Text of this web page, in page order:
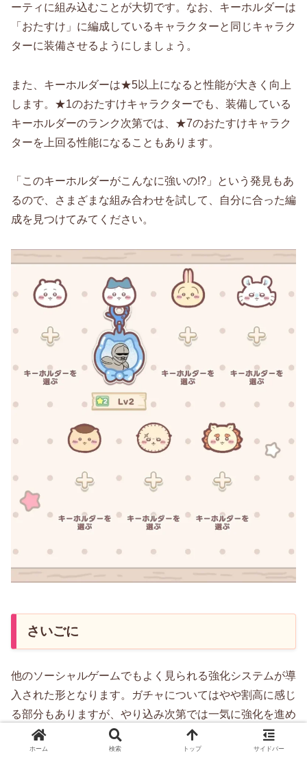
ーティに組み込むことが大切です。なお、キーホルダーは
「おたすけ」に編成しているキャラクターと同じキャラク
ターに装備させるようにしましょう。
また、キーホルダーは★5以上になると性能が大きく向上
します。★1のおたすけキャラクターでも、装備している
キーホルダーのランク次第では、★7のおたすけキャラク
ターを上回る性能になることもあります。
「このキーホルダーがこんなに強いの!?」という発見もあ
るので、さまざまな組み合わせを試して、自分に合った編
成を見つけてみてください。
さいごに
他のソーシャルゲームでもよく見られる強化システムが導
入された形となります。ガチャについてはやや割高に感じ
る部分もありますが、やり込み次第では一気に強化を進め
ることもできそうです。
ホーム 検索 トップ サイドバー